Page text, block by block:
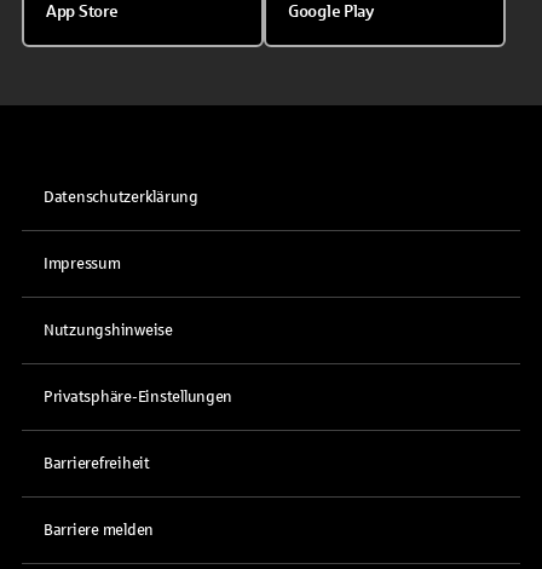
App Store Google Play
Datenschutzerklärung
Impressum
Nutzungshinweise
Privatsphäre-Einstellungen
Barrierefreiheit
Barriere melden